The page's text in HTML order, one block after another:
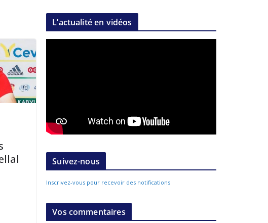
L’actualité en vidéos
Suivez-nous
Inscrivez-vous pour recevoir des notifications
Vos commentaires